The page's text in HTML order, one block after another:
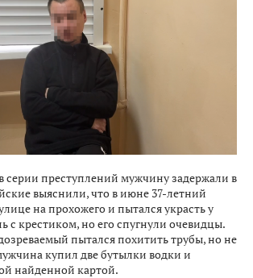
серии преступлений мужчину задержали в
выяснили, что в июне 37-летний
на прохожего и пытался украсть у
с крестиком, но его спугнули очевидцы.
пытался похитить трубы, но не
купил две бутылки водки и
найденной картой.